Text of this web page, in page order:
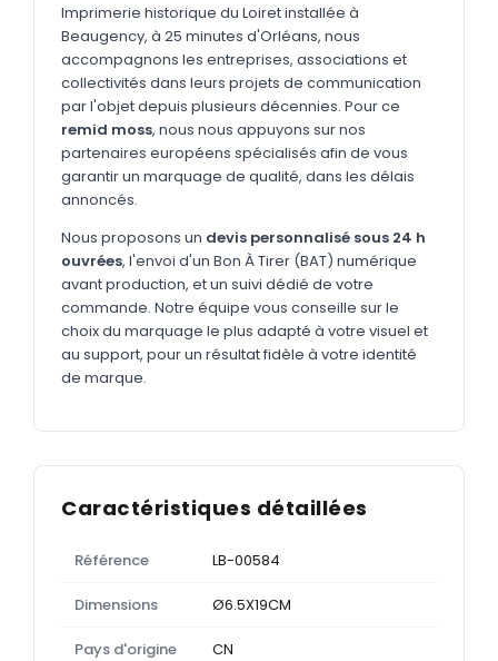
Sacs & voyages
Verres & déjeuner
Technologie
Vêtements
Outils & porte-clés
Cuisine
Imprimerie historique du Loiret installée à
Beaugency, à 25 minutes d'Orléans, nous
accompagnons les entreprises, associations et
collectivités dans leurs projets de communication
par l'objet depuis plusieurs décennies. Pour ce
remid moss, nous nous appuyons sur nos
partenaires européens spécialisés afin de vous
garantir un marquage de qualité, dans les délais
annoncés.
Nous proposons un devis personnalisé sous 24 h
ouvrées, l'envoi d'un Bon À Tirer (BAT) numérique
avant production, et un suivi dédié de votre
commande. Notre équipe vous conseille sur le
choix du marquage le plus adapté à votre visuel et
au support, pour un résultat fidèle à votre identité
de marque.
Caractéristiques détaillées
Référence LB-00584
Dimensions Ø6.5X19CM
Pays d'origine CN